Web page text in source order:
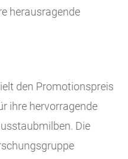
herausragende
den Promotionspreis
ihre hervorragende
Die